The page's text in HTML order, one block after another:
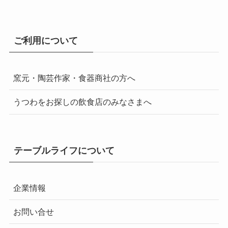
ご利用について
窯元・陶芸作家・食器商社の方へ
うつわをお探しの飲食店のみなさまへ
テーブルライフについて
企業情報
お問い合せ